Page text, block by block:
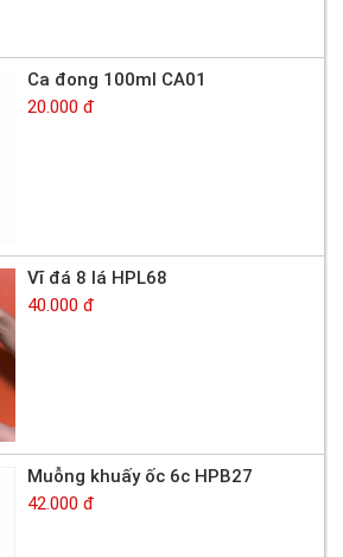
Ca đong 100ml CA01
20.000 đ
Vĩ đá 8 lá HPL68
40.000 đ
Muỗng khuấy ốc 6c HPB27
42.000 đ